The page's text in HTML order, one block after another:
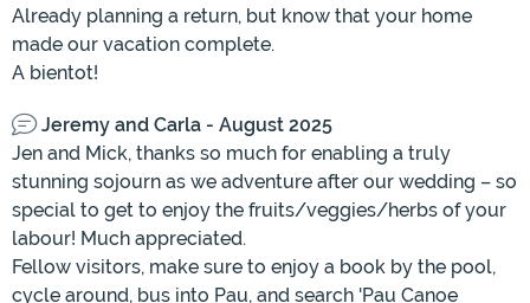
Already planning a return, but know that your home
made our vacation complete.
A bientot!
Jeremy and Carla - August 2025
Jen and Mick, thanks so much for enabling a truly
stunning sojourn as we adventure after our wedding – so
special to get to enjoy the fruits/veggies/herbs of your
labour! Much appreciated.
Fellow visitors, make sure to enjoy a book by the pool,
cycle around, bus into Pau, and search 'Pau Canoe